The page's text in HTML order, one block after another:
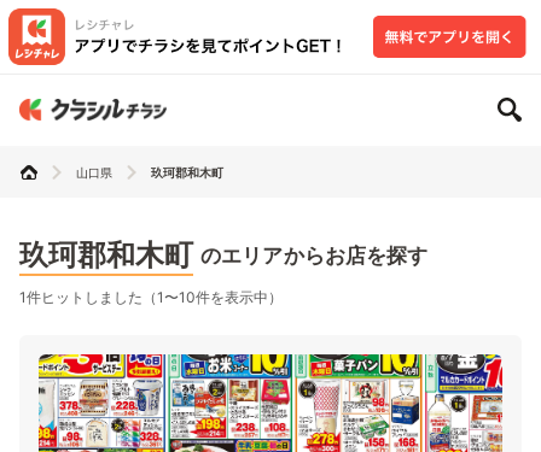
山口県 玖珂郡和木町
玖珂郡和木町 のエリアからお店を探す
1件ヒットしました（1〜10件を表示中）